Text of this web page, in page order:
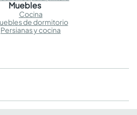
Muebles
Cocina
de dormitorio
Persianas y cocina